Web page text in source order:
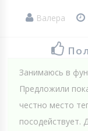
Валера
Занимаюсь в
Предложили
честно место
посодействует.